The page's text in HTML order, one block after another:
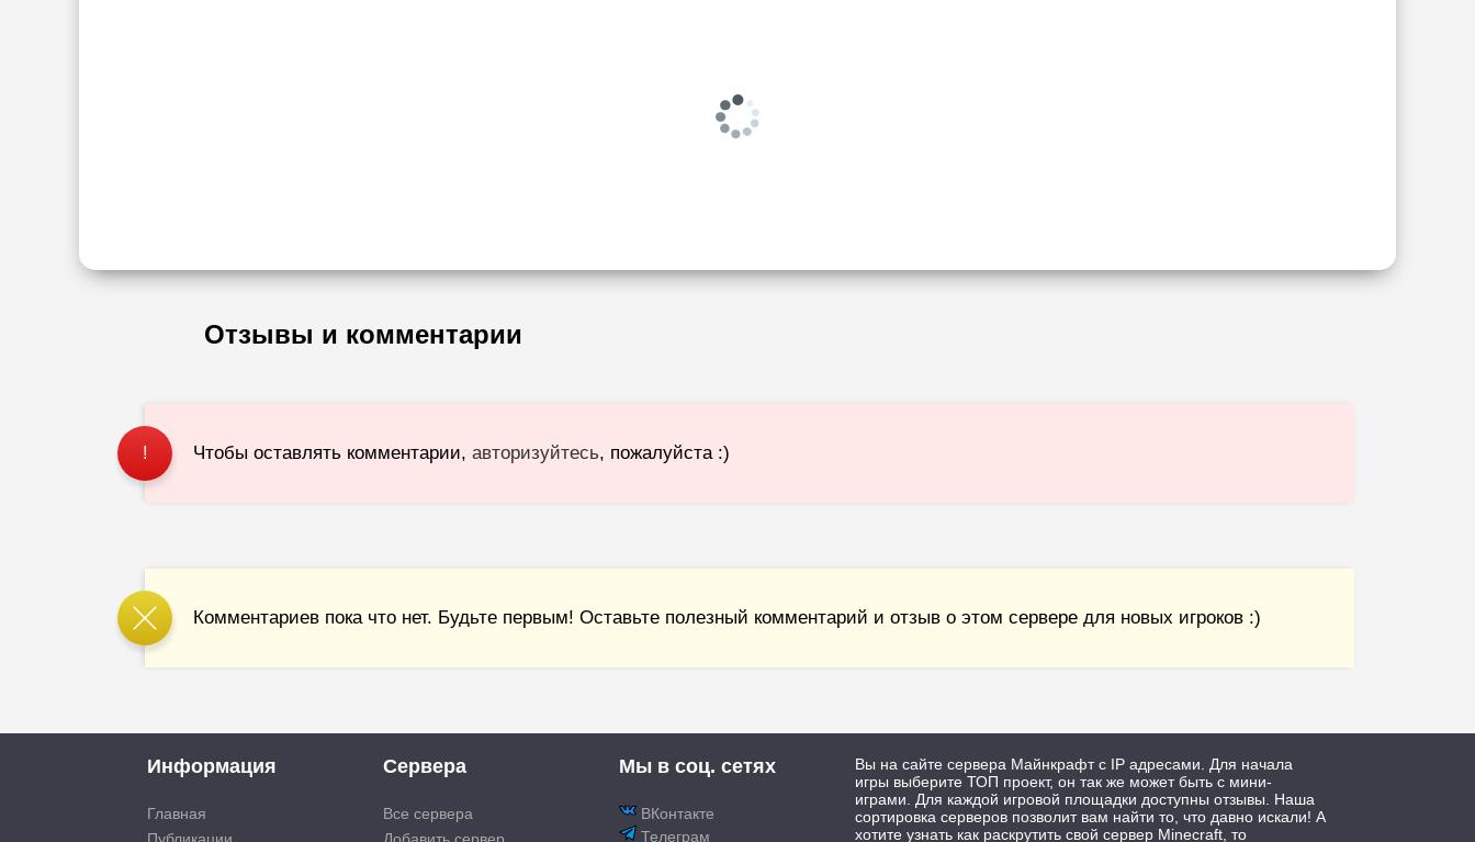
Отзывы и комментарии
! Чтобы оставлять комментарии,авторизуйтесь, пожалуйста :)
Комментариев пока что нет. Будьте первым! Оставьте полезный комментарий и отзыв о этом сервере для новых игроков :)
Информация
Главная
Сервера
Все сервера
Мы в соц. сетях
ВКонтакте
Телеграм
Вы на сайте сервера Майнкрафт с IP адресами. Для начала
игры выберите ТОП проект, он так же может быть с мини-
играми. Для каждой игровой площадки доступны отзывы. Наша
сортировка серверов позволит вам найти то, что давно искали! А
хотите узнать как раскрутить свой сервер Minecraft, то